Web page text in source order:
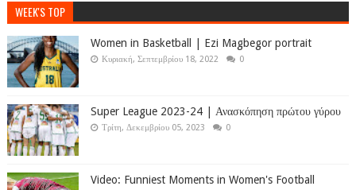
WEEK'S TOP
Women in Basketball | Ezi Magbegor portrait
Κυριακή, Σεπτεμβρίου 18, 2022 0
Super League 2023-24 | Ανασκόπηση πρώτου γύρου
Τρίτη, Δεκεμβρίου 05, 2023 0
Video: Funniest Moments in Women's Football